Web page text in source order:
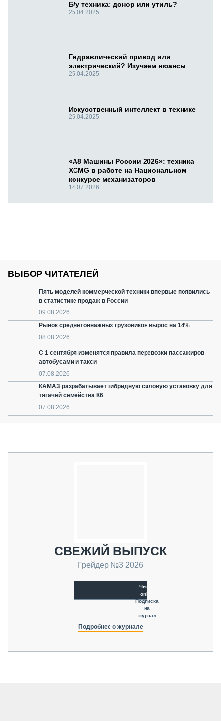
Б/у техника: донор или утиль?
25.04.2025
Гидравлический привод или
электрический? Изучаем нюансы
25.04.2025
Искусственный интеллект в технике
25.04.2025
«А8 Машины России 2026»: техника
XCMG в работе на Национальном
конкурсе механизаторов
14.07.2026
ВЫБОР ЧИТАТЕЛЕЙ
Пять моделей коммерческой техники впервые появились
в статистике продаж в России
09.08.2026
Рынок среднетоннажных грузовиков вырос на 14%
08.08.2026
С 1 сентября изменятся правила перевозки пассажиров
автобусами и такси
07.08.2026
КАМАЗ разрабатывает гибридную силовую установку для
тягачей семейства К6
07.08.2026
СВЕЖИЙ ВЫПУСК
Грейдер №3 2026
Читать
online
Подписка
на
журнал
Подробнее о журнале